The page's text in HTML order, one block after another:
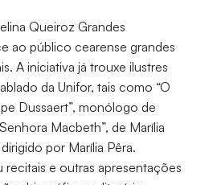
Queiroz Grandes
ao público cearense grandes
A iniciativa já trouxe ilustres
da Unifor, tais como “O
Dussaert”, monólogo de
Macbeth”, de Marília
dirigido por Marília Pêra.
recitais e outras apresentações